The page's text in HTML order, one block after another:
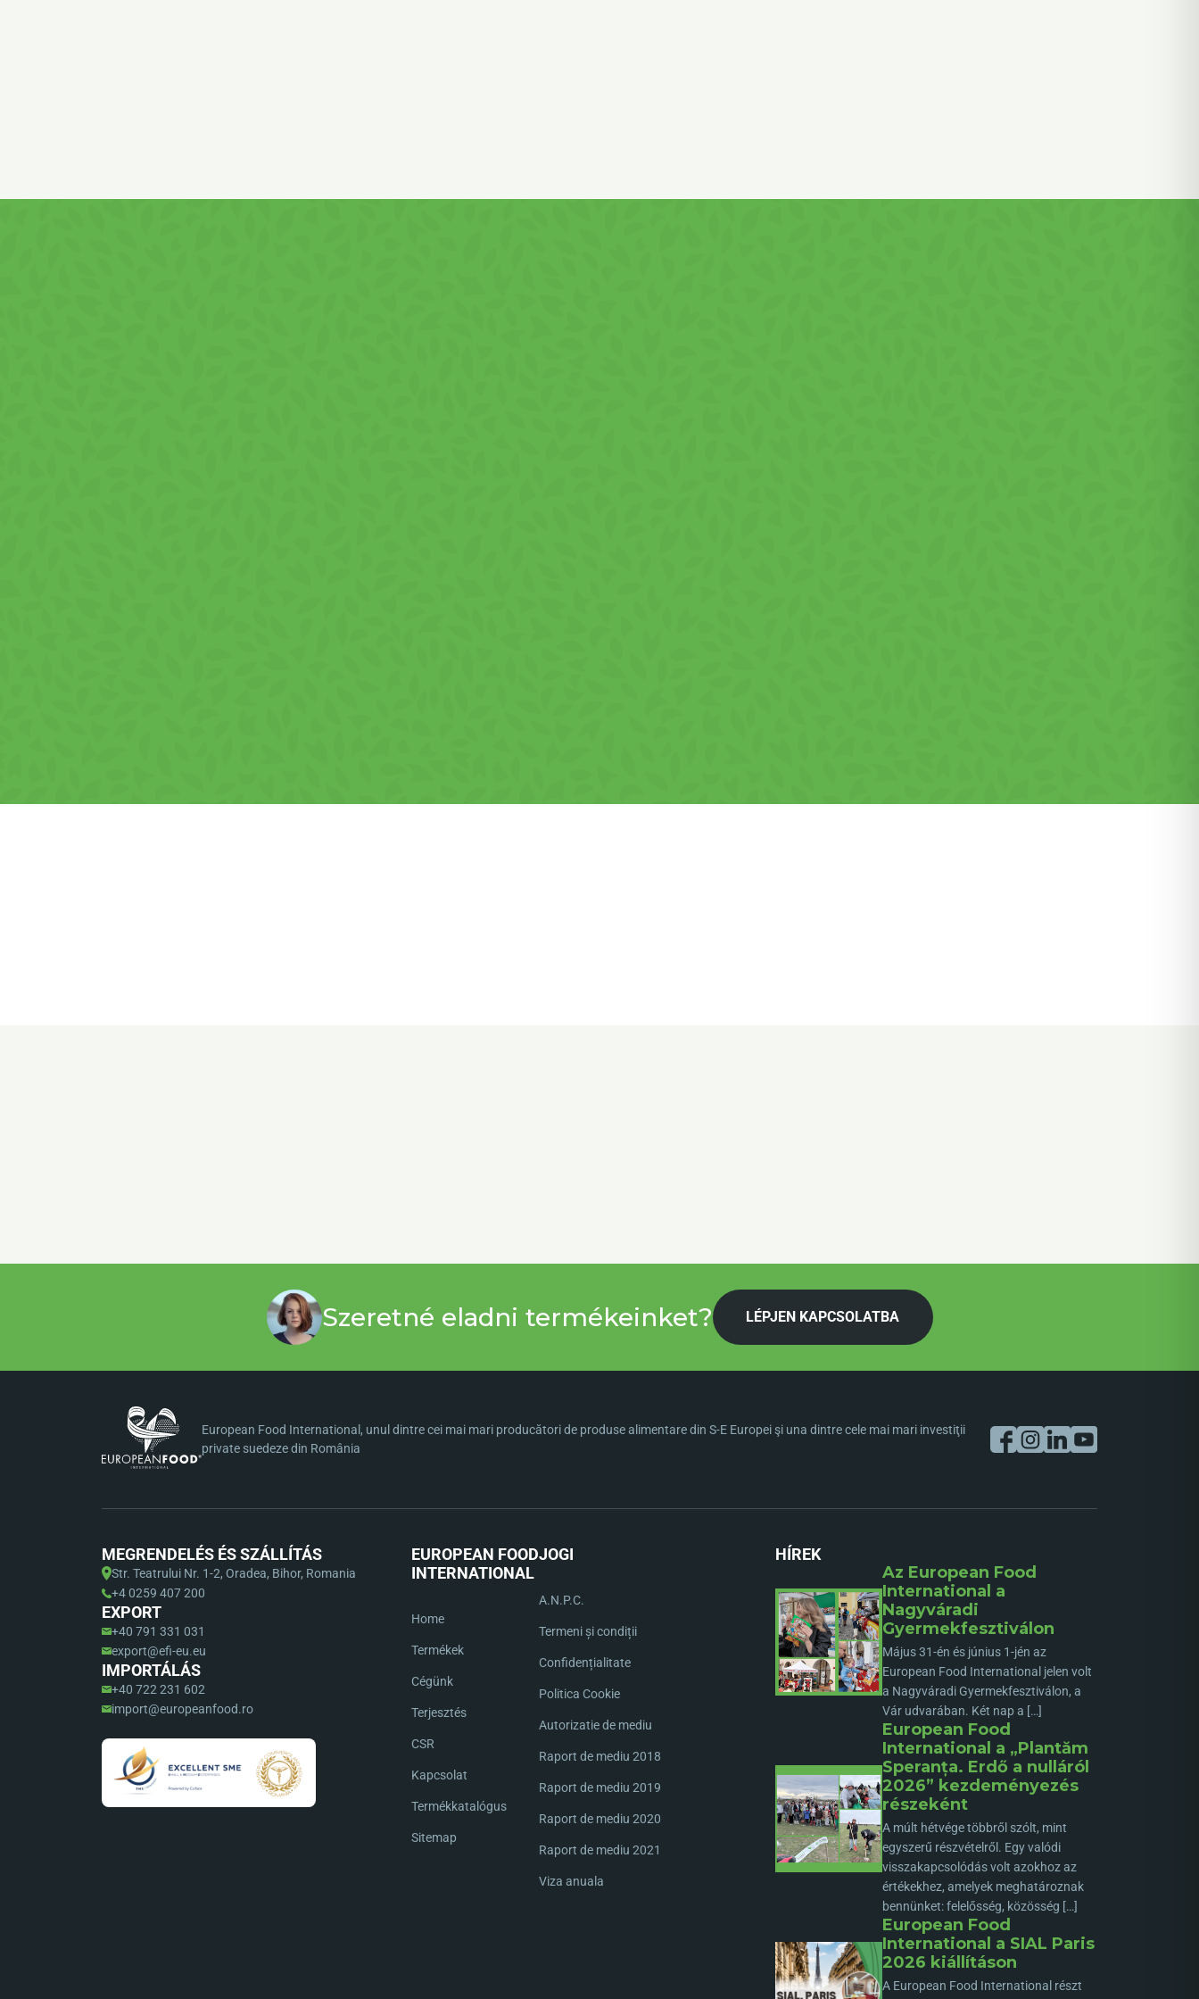
Szeretné eladni termékeinket? LÉPJEN KAPCSOLATBA
European Food International, unul dintre cei mai mari producători de produse alimentare din S-E Europei şi una dintre cele mai mari investiţii
private suedeze din România
MEGRENDELÉS ÉS SZÁLLÍTÁS
Str. Teatrului Nr. 1-2, Oradea, Bihor, Romania
+4 0259 407 200
EXPORT
+40 791 331 031
export@efi-eu.eu
IMPORTÁLÁS
+40 722 231 602
import@europeanfood.ro
EUROPEAN FOOD
INTERNATIONAL
Home
Termékek
Cégünk
Terjesztés
CSR
Kapcsolat
Termékkatalógus
Sitemap
JOGI
A.N.P.C.
Termeni și condiții
Confidențialitate
Politica Cookie
Autorizatie de mediu
Raport de mediu 2018
Raport de mediu 2019
Raport de mediu 2020
Raport de mediu 2021
Viza anuala
HÍREK
Az European Food
International a
Nagyváradi
Gyermekfesztiválon
Május 31-én és június 1-jén az
European Food International jelen volt
a Nagyváradi Gyermekfesztiválon, a
Vár udvarában. Két nap a […]
European Food
International a „Plantăm
Speranța. Erdő a nulláról
2026” kezdeményezés
részeként
A múlt hétvége többről szólt, mint
egyszerű részvételről. Egy valódi
visszakapcsolódás volt azokhoz az
értékekhez, amelyek meghatároznak
bennünket: felelősség, közösség […]
European Food
International a SIAL Paris
2026 kiállításon
A European Food International részt